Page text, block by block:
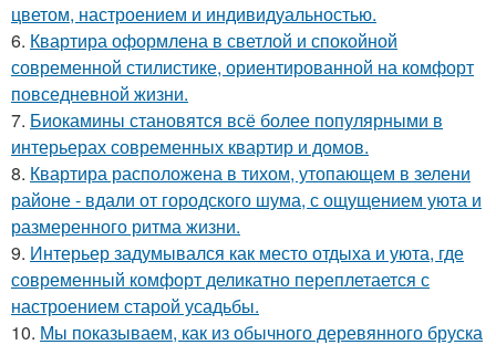
цветом, настроением и индивидуальностью.
6. Квартира оформлена в светлой и спокойной
современной стилистике, ориентированной на комфорт
повседневной жизни.
7. Биокамины становятся всё более популярными в
интерьерах современных квартир и домов.
8. Квартира расположена в тихом, утопающем в зелени
районе - вдали от городского шума, с ощущением уюта и
размеренного ритма жизни.
9. Интерьер задумывался как место отдыха и уюта, где
современный комфорт деликатно переплетается с
настроением старой усадьбы.
10. Мы показываем, как из обычного деревянного бруска